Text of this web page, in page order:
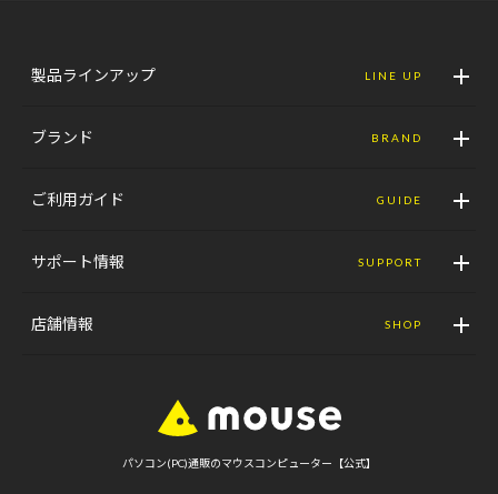
製品ラインアップ LINE UP
ブランド BRAND
ご利用ガイド GUIDE
サポート情報 SUPPORT
店舗情報 SHOP
パソコン(PC)通販のマウスコンピューター【公式】